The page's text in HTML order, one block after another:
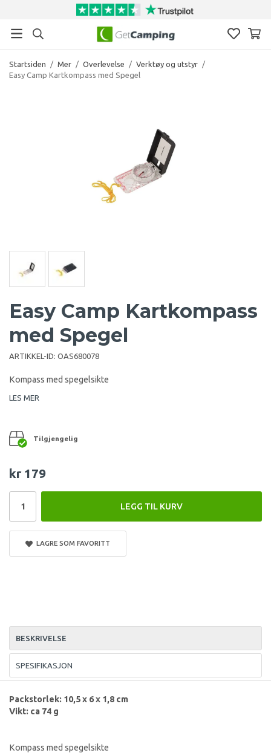
Startsiden / Mer / Overlevelse / Verktøy og utstyr /
Easy Camp Kartkompass med Spegel
Easy Camp Kartkompass
med Spegel
ARTIKKEL-ID: OAS680078
Kompass med spegelsikte
LES MER
Tilgjengelig
kr 179
LEGG TIL KURV
LAGRE SOM FAVORITT
BESKRIVELSE
SPESIFIKASJON
Packstorlek: 10,5 x 6 x 1,8 cm
Vikt: ca 74 g
Kompass med spegelsikte